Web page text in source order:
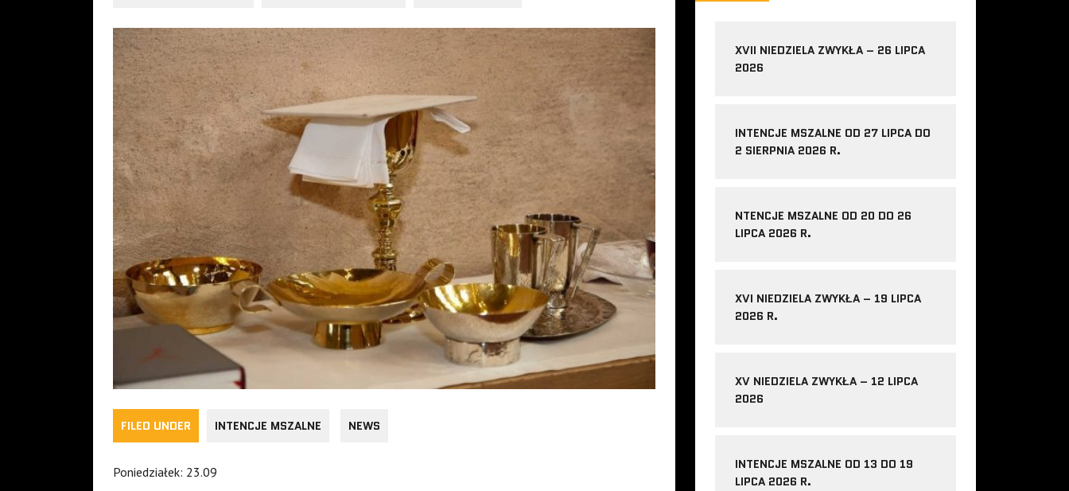
FILED UNDER INTENCJE MSZALNE NEWS
Poniedziałek: 23.09
XVII NIEDZIELA ZWYKŁA – 26 LIPCA
2026
INTENCJE MSZALNE OD 27 LIPCA DO
2 SIERPNIA 2026 R.
NTENCJE MSZALNE OD 20 DO 26
LIPCA 2026 R.
XVI NIEDZIELA ZWYKŁA – 19 LIPCA
2026 R.
XV NIEDZIELA ZWYKŁA – 12 LIPCA
2026
INTENCJE MSZALNE OD 13 DO 19
LIPCA 2026 R.